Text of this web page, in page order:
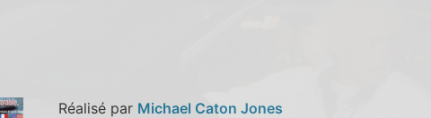
Réalisé par Michael Caton Jones